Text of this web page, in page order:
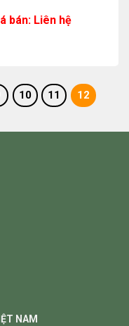
bán: Liên hệ
10 11 12
NAM